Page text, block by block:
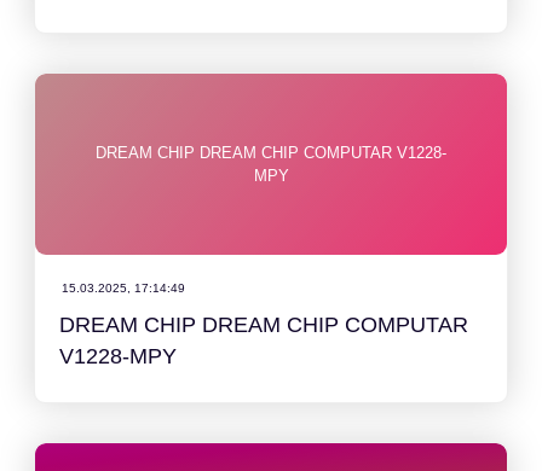
DREAM CHIP DREAM CHIP COMPUTAR V1228-
MPY
15.03.2025, 17:14:49
DREAM CHIP DREAM CHIP COMPUTAR
V1228-MPY